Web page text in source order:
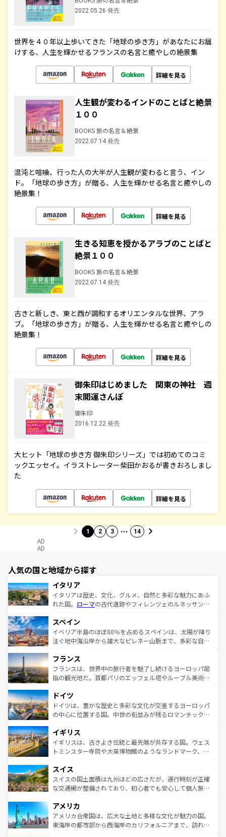
2022.05.26 発売
世界を４０年以上歩いてきた「地球の歩き方」があなたにお届
けする、人生を輝かせるフランスの名言と癒やしの絶景集
詳細を見る
人生観が変わるインドのことばと絶景
１００
BOOKS 旅の名言＆絶景
2022.07.14 発売
混沌と喧噪、行った人の大半が人生観が変わると言う、イン
ド。「地球の歩き方」が贈る、人生を輝かせる名言と癒やしの
絶景集！
詳細を見る
生きる知恵を授かるアラブのことばと
絶景１００
BOOKS 旅の名言＆絶景
2022.07.14 発売
古きと新しき、東と西が調和するオリエンタルな世界、アラ
ブ。「地球の歩き方」が贈る、人生を輝かせる名言と癒やしの
絶景集！
詳細を見る
御朱印はじめました 関東の神社 週
末開運さんぽ
御朱印
2016.12.22 発売
大ヒット「地球の歩き方 御朱印シリーズ」では初めてのコミ
ックエッセイ。イラストレーター柴田かおるが書きおろしまし
た
詳細を見る
1 2 3 … 14
AD
AD
人気の国と地域から探す
イタリア
イタリアは歴史、文化、グルメ、自然と多彩な魅力にあふ
れた国。 ローマの古代遺跡やフィレンツェのルネッサンス
ろん、トスカーナの美しい田園風景やアマルフィ海岸の絶
景など、自然景観も見逃せない。観光の合間には、本場の
ピザやパスタなど、絶品のイタリア料理を堪能することも
ませてくれるイタリアで、忘れられない旅をしてみよう！
なお、新着のイタリア情報はコンテンツ一覧 を参照してほ
しい。
スペイン
イベリア半島のほぼ80％を占めるスペインは、太陽が降り
注ぐ地中海沿岸から雄大なピレネー山脈まで、多彩な自然
文化が根付くこの国では、情熱的なフラメンコ、熱気あふ
れる闘牛、そして美味しいタパスが生活の一部となってい
る。首都マドリードの洗練された雰囲気や、バルセロナの
の城塞都市、穏やかなビーチリゾートまで多彩な表情を見
せる。地方によって風土や気候が異なるスペインはその個
性で訪れる人を魅了する。 なお、新着のスペイン情報はコ
フランス
フランスは、世界中の旅行者を魅了し続けるヨーロッパ屈
指の観光地だ。首都パリのエッフェル塔やルーブル美術館
で、幅広い魅力が詰まっている。華麗な宮殿、歴史的な大
聖堂、美しいビーチ、そして豊かな自然が、訪れる者を心
から魅了する。また、フランスは美食の国としても知ら
いる。シャンパンの発祥地であるランス、プロヴァンスの
香り高いラベンダー畑など、多彩な楽しみ方が可能だ。さ
らに、パリ以外の地域にも魅力が溢れており、どの街角に
れる地方に足を運ぶとそれぞれで全く異なる文化を体験で
きるだろう。 なお、新着のフランス情報はコンテンツ一覧
を参照してほしい。
ドイツ
ドイツは、豊かな歴史と多彩な文化が交差するヨーロッパ
の中心に位置する国。中世の街並みが残るロマンチック街
顔を持つこの国は、どこを歩いても飽きることがない。ベ
ルリンの文化的活気、バイエルン州のアルプスの絶景、そ
してライン川沿いのワイン畑といった風景は必見。ビール
は、お酒好きな人にはぜひ体験してほしい。 なお、新着の
ドイツ情報はコンテンツ一覧を参照してほしい。
イギリス
イギリスは、古きよき伝統と最先端が共存する国。ウェス
トミンスター寺院や大英博物館のようなランドマーク、歴
リアごとに異なる魅力がある。また、優雅なアフタヌーン
ティー、ビール好きにはたまらない英国パブ、サッカー観
戦など、本場だからこそできる体験も豊富。イギリスを旅
ンツ一覧を参照してほしい。
スイス
スイスの国土面積は九州ほどの広さだが、運行時刻が正確
な交通網が整備されており、初心者でも安心して個人旅行
の建物がそのまま残る町や、スイスならではのユニークな
博物館もあり、アルプス観光だけでなく町歩きも満喫する
ことができる。国民の所得が高いため物価も高いが、旅行
アメリカ
アメリカ合衆国は、広大な土地と多様な文化が魅力の国。
東海岸の都市部から西海岸のカリフォルニアまで、訪れる